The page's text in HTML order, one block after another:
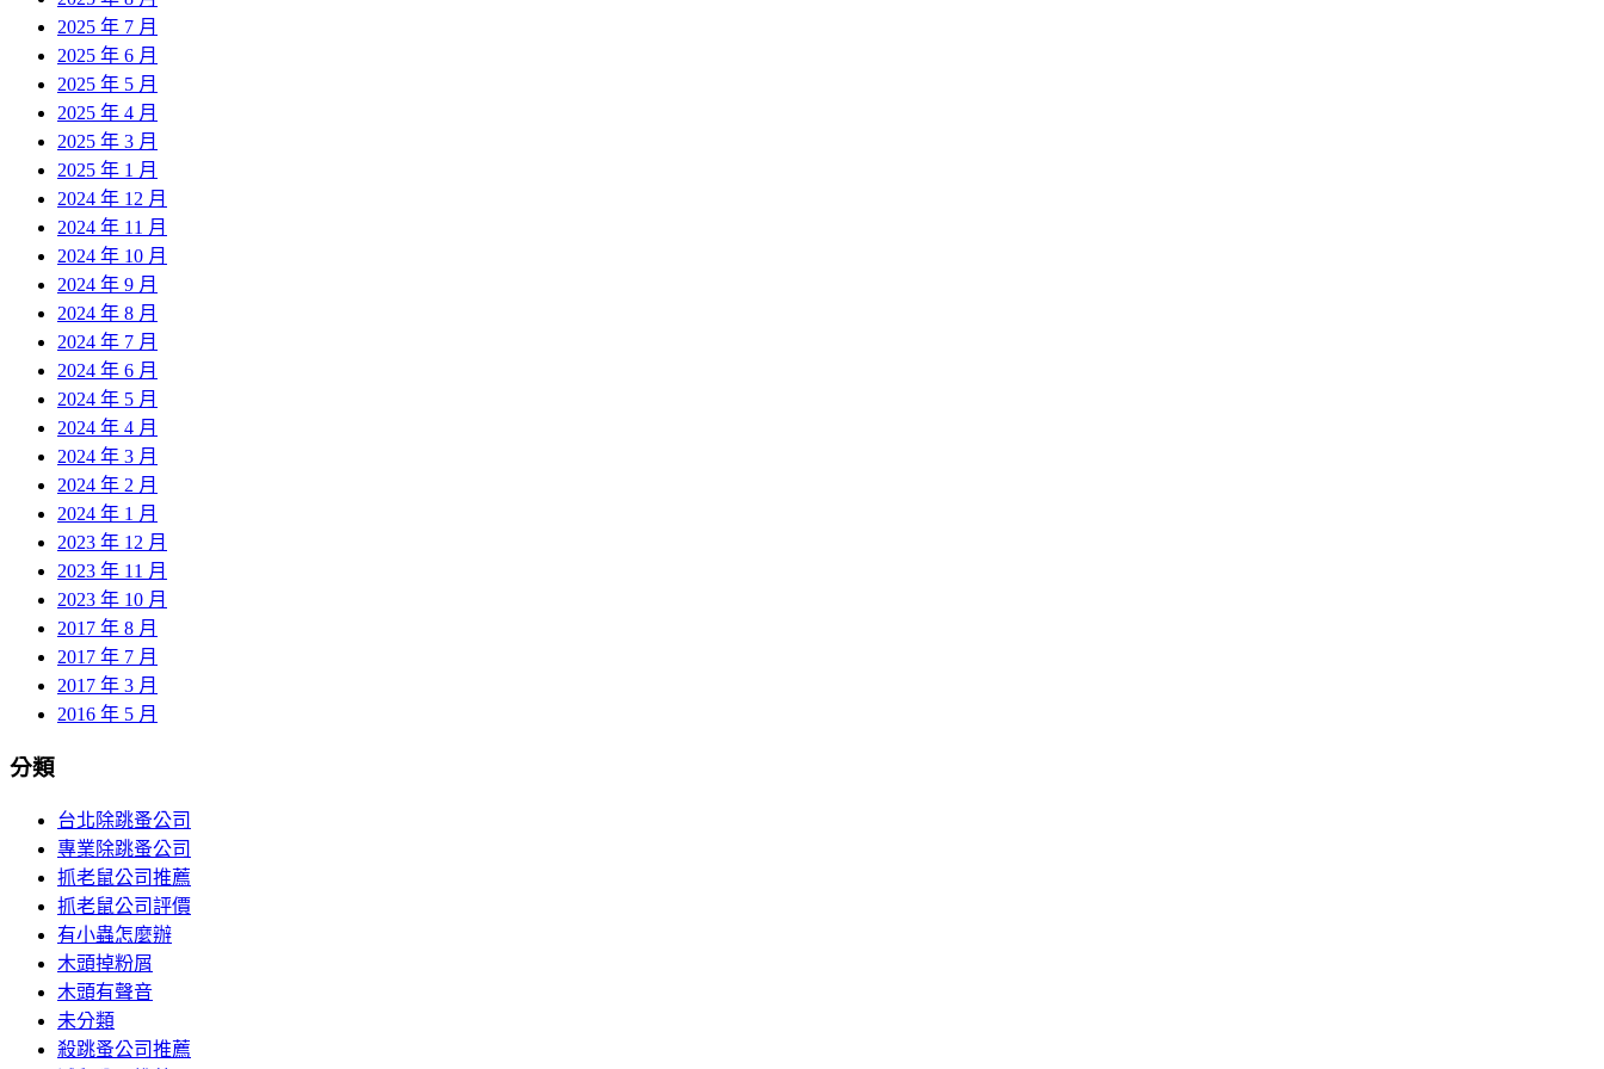
2025 年 7 月
2025 年 6 月
2025 年 5 月
2025 年 4 月
2025 年 3 月
2025 年 1 月
2024 年 12 月
2024 年 11 月
2024 年 10 月
2024 年 9 月
2024 年 8 月
2024 年 7 月
2024 年 6 月
2024 年 5 月
2024 年 4 月
2024 年 3 月
2024 年 2 月
2024 年 1 月
2023 年 12 月
2023 年 11 月
2023 年 10 月
2017 年 8 月
2017 年 7 月
2017 年 3 月
2016 年 5 月
分類
台北除跳蚤公司
專業除跳蚤公司
抓老鼠公司推薦
抓老鼠公司評價
有小蟲怎麼辦
木頭掉粉屑
木頭有聲音
未分類
殺跳蚤公司推薦